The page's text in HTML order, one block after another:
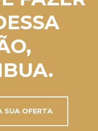
SUA OFERTA